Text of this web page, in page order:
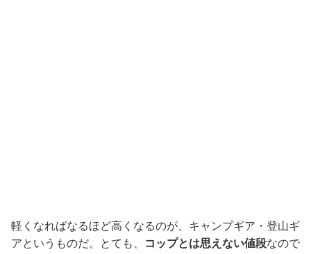
軽くなればなるほど高くなるのが、キャンプギア・登山ギ
アというものだ。とても、
コップとは思えない値段なので